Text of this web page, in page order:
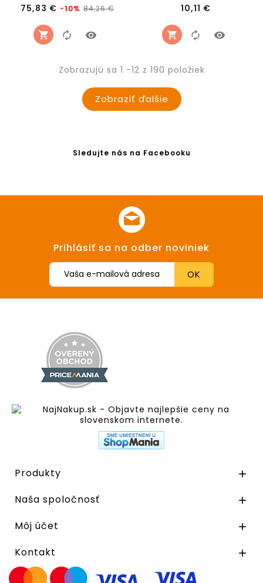
75,83 € Bežná
-10% 84,26 €Cena
10,11 €
Zobrazujú sa 1 -12 z 190 položiek
Zobraziť ďalšie
Sledujte nás na Facebooku
Prihlásiť sa na odber noviniek
Produkty 
Naša spoločnosť 
Môj účet 
Kontakt 